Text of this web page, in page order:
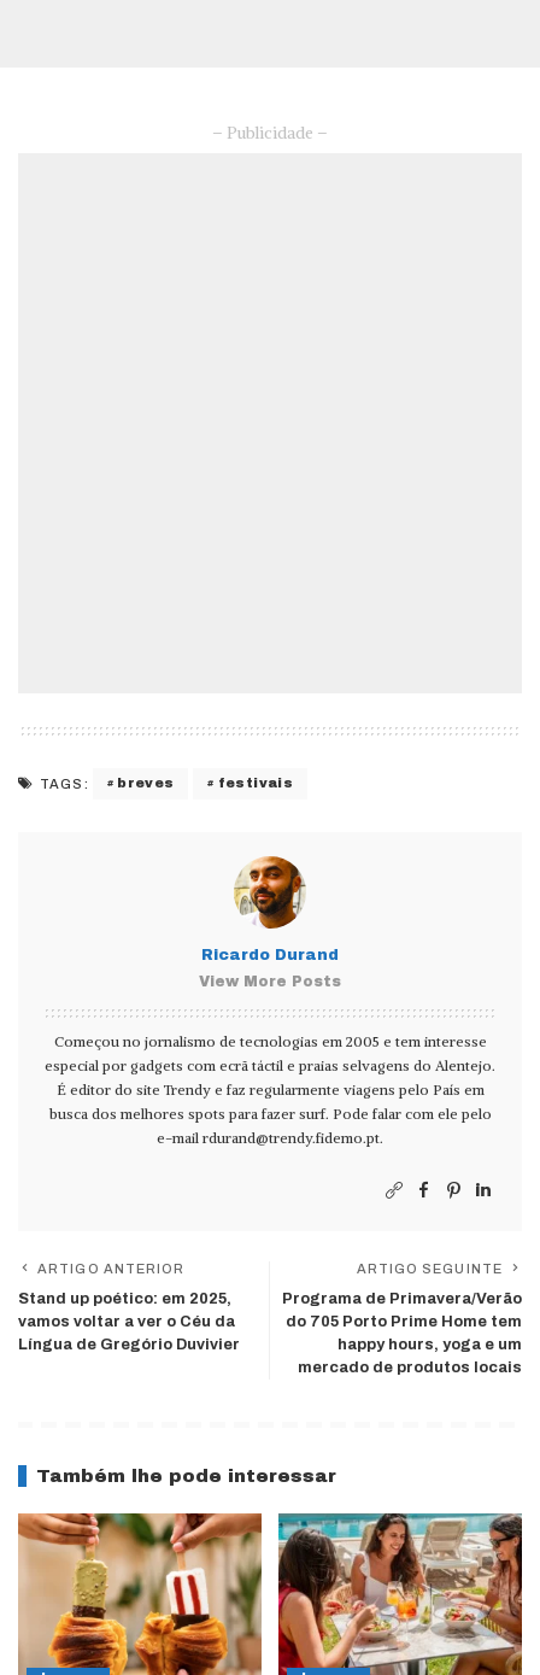
– Publicidade –
TAGS: breves festivais
Ricardo Durand
View More Posts
Começou no jornalismo de tecnologias em 2005 e tem interesse
especial por gadgets com ecrã táctil e praias selvagens do Alentejo.
É editor do site Trendy e faz regularmente viagens pelo País em
busca dos melhores spots para fazer surf. Pode falar com ele pelo
e-mail rdurand@trendy.fidemo.pt.
ARTIGO ANTERIOR
Stand up poético: em 2025,
vamos voltar a ver o Céu da
Língua de Gregório Duvivier
ARTIGO SEGUINTE
Programa de Primavera/Verão
do 705 Porto Prime Home tem
happy hours, yoga e um
mercado de produtos locais
Também lhe pode interessar